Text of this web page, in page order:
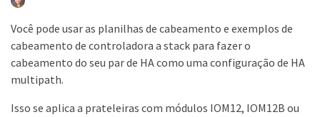
Você pode usar as planilhas de cabeamento e exemplos de
cabeamento de controladora a stack para fazer o
cabeamento do seu par de HA como uma configuração de HA
multipath.
Isso se aplica a prateleiras com módulos IOM12, IOM12B ou